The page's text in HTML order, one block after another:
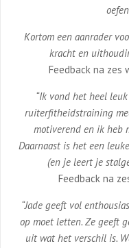
Kortom een aanrader
kracht en
Feedback na zes
“Ik vond het heel
ruiterfitheidstraining
motiverend en ik heb
Daarnaast is het een
(en je leert je
Feedback na
“Jade geeft vol
op moet letten. Ze geeft
uit wat het verschil is.